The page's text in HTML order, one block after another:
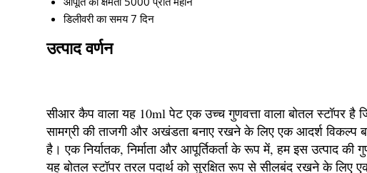
डिलीवरी का समय 7 दिन
उत्पाद वर्णन
सीआर कैप वाला यह 10ml पेट एक उच्च गुणवत्ता वाला बोतल स्टॉपर है
सामग्री की ताजगी और अखंडता बनाए रखने के लिए एक आदर्श विकल्प
है। एक निर्यातक, निर्माता और आपूर्तिकर्ता के रूप में, हम इस उत्पाद
यह बोतल स्टॉपर तरल पदार्थ को सुरक्षित रूप से सीलबंद रखने के